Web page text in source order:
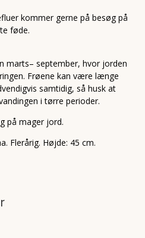
kommer gerne på besøg på
føde.
marts– september, hvor jorden
Frøene kan være længe
samtidig, så husk at
i tørre perioder.
på mager jord.
Flerårig. Højde: 45 cm.